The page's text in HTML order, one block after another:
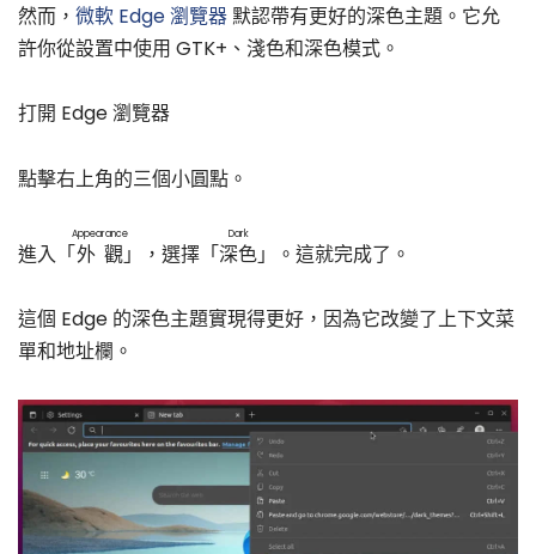
然而， 微軟 Edge 瀏覽器 默認帶有更好的深色主題。它允
許你從設置中使用 GTK+、淺色和深色模式。
打開 Edge 瀏覽器
點擊右上角的三個小圓點。
進入「外觀
Appearance
」，選擇「深色
Dark
」。這就完成了。
這個 Edge 的深色主題實現得更好，因為它改變了上下文菜
單和地址欄。